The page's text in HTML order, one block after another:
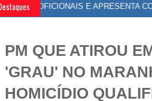
E APRESENTA
PM QUE ATIROU
'GRAU' NO
HOMICÍDIO